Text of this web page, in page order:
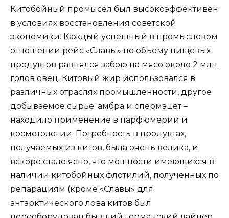
Китобойный промысел был высокоэффективен
в условиях восстановления советской
экономики. Каждый успешный в промысловом
отношении рейс «Славы» по объему пищевых
продуктов равнялся забою на мясо около 2 млн.
голов овец. Китовый жир использовался в
различных отраслях промышленности, другое
добываемое сырье: амбра и спермацет –
находило применение в парфюмерии и
косметологии. Потребность в продуктах,
получаемых из китов, была очень велика, и
вскоре стало ясно, что мощности имеющихся в
наличии китобойных флотилий, полученных по
репарациям (кроме «Славы» для
антарктического лова китов был